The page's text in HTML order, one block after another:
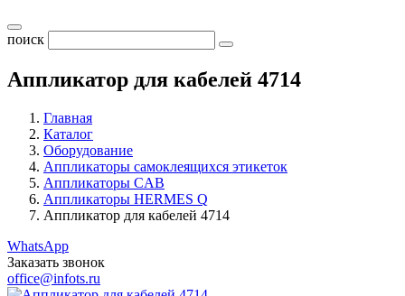
поиск
Аппликатор для кабелей 4714
Главная
Каталог
Оборудование
Аппликаторы самоклеящихся этикеток
Аппликаторы CAB
Аппликаторы HERMES Q
Аппликатор для кабелей 4714
WhatsApp
Заказать звонок
office@infots.ru